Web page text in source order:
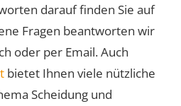
darauf finden Sie auf
Fragen beantworten wir
oder per Email. Auch
bietet Ihnen viele nützliche
Scheidung und